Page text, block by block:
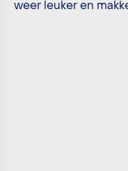
weer leuker en